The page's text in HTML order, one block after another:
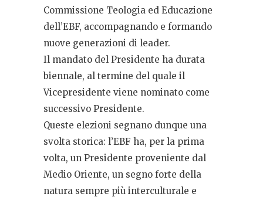
Commissione Teologia ed Educazione
dell’EBF, accompagnando e formando
nuove generazioni di leader.
Il mandato del Presidente ha durata
biennale, al termine del quale il
Vicepresidente viene nominato come
successivo Presidente.
Queste elezioni segnano dunque una
svolta storica: l’EBF ha, per la prima
volta, un Presidente proveniente dal
Medio Oriente, un segno forte della
natura sempre più interculturale e